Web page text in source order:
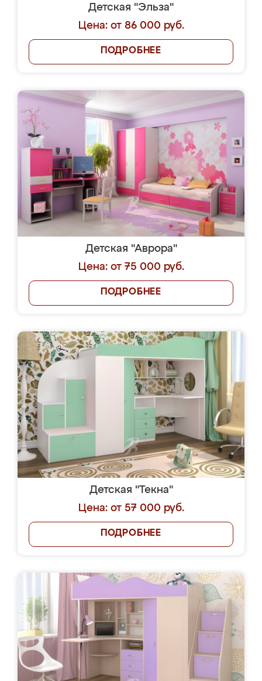
Детская "Эльза"
Цена: от 86 000 руб.
ПОДРОБНЕЕ
Детская "Аврора"
Цена: от 75 000 руб.
ПОДРОБНЕЕ
Детская "Текна"
Цена: от 57 000 руб.
ПОДРОБНЕЕ